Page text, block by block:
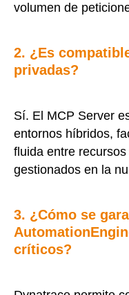
volumen de
2. ¿Es
privadas?
Sí. El MCP Server
entornos híbridos,
fluida entre
gestionados en la
3. ¿Cómo se
críticos?